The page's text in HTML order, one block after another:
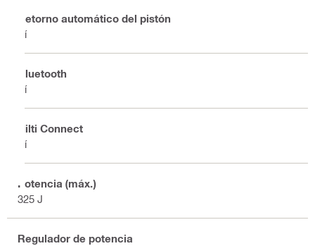
Retorno automático del pistón
Sí
Bluetooth
Sí
Hilti Connect
Sí
Potencia (máx.)
325 J
Regulador de potencia